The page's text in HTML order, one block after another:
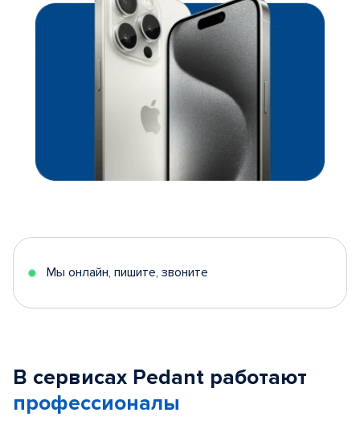
Мы онлайн, пишите, звоните
В сервисах Pedant работают
профессионалы